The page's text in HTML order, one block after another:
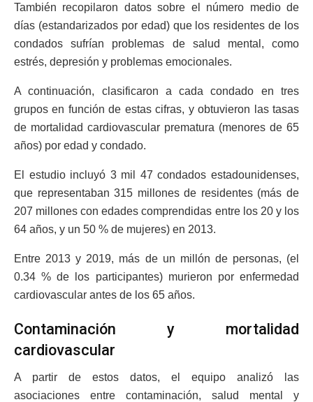
También recopilaron datos sobre el número medio de
días (estandarizados por edad) que los residentes de los
condados sufrían problemas de salud mental, como
estrés, depresión y problemas emocionales.
A continuación, clasificaron a cada condado en tres
grupos en función de estas cifras, y obtuvieron las tasas
de mortalidad cardiovascular prematura (menores de 65
años) por edad y condado.
El estudio incluyó 3 mil 47 condados estadounidenses,
que representaban 315 millones de residentes (más de
207 millones con edades comprendidas entre los 20 y los
64 años, y un 50 % de mujeres) en 2013.
Entre 2013 y 2019, más de un millón de personas, (el
0.34 % de los participantes) murieron por enfermedad
cardiovascular antes de los 65 años.
Contaminación y mortalidad
cardiovascular
A partir de estos datos, el equipo analizó las
asociaciones entre contaminación, salud mental y